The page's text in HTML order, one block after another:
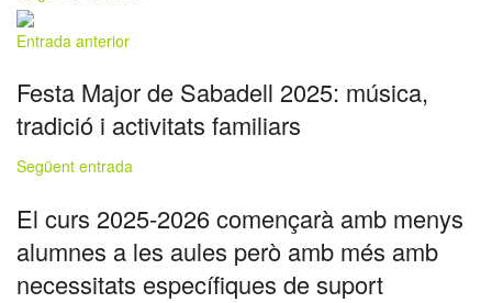
Entrada anterior
Festa Major de Sabadell 2025: música,
tradició i activitats familiars
Següent entrada
El curs 2025-2026 començarà amb menys
alumnes a les aules però amb més amb
necessitats específiques de suport